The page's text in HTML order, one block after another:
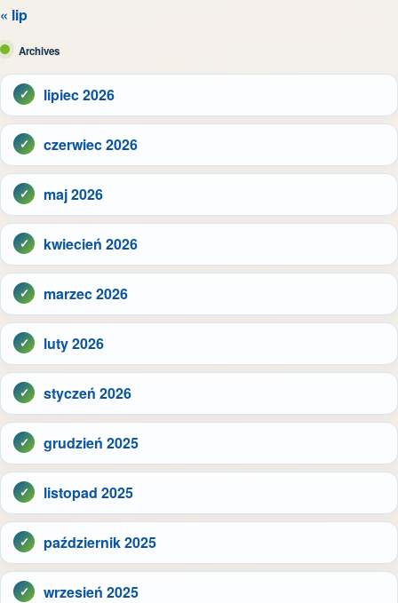
« lip
Archives
lipiec 2026
czerwiec 2026
maj 2026
kwiecień 2026
marzec 2026
luty 2026
styczeń 2026
grudzień 2025
listopad 2025
październik 2025
wrzesień 2025